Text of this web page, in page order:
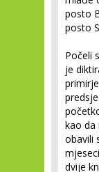
posto
posto
Počeli
je
kao da
obavili
dvije